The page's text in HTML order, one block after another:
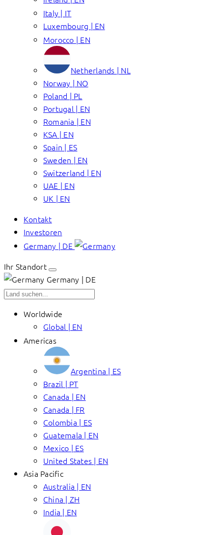
Italy | IT
Luxembourg | EN
Morocco | EN
Netherlands | NL
Norway | NO
Poland | PL
Portugal | EN
Romania | EN
KSA | EN
Spain | ES
Sweden | EN
Switzerland | EN
UAE | EN
UK | EN
Kontakt
Investoren
Germany | DE
Ihr Standort
Germany | DE
Worldwide
Global | EN
Americas
Argentina | ES
Brazil | PT
Canada | EN
Canada | FR
Colombia | ES
Guatemala | EN
Mexico | ES
United States | EN
Asia Pacific
Australia | EN
China | ZH
India | EN